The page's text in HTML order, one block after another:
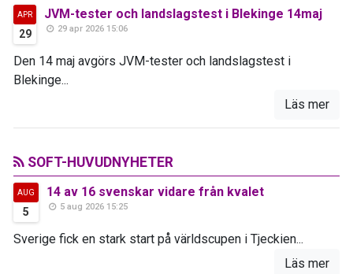
APR
29
JVM-tester och landslagstest i Blekinge 14maj
29 apr 2026 15:06
Den 14 maj avgörs JVM-tester och landslagstest i
Blekinge...
Läs mer
SOFT-HUVUDNYHETER
AUG
5
14 av 16 svenskar vidare från kvalet
5 aug 2026 15:25
Sverige fick en stark start på världscupen i Tjeckien...
Läs mer